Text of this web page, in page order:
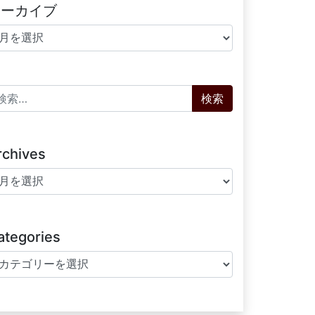
カイブ
ーカイブ
: